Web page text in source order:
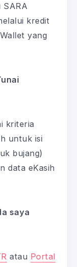
SARA
kredit
yang
kriteria
untuk isi
bujang)
data eKasih
saya
atau Portal